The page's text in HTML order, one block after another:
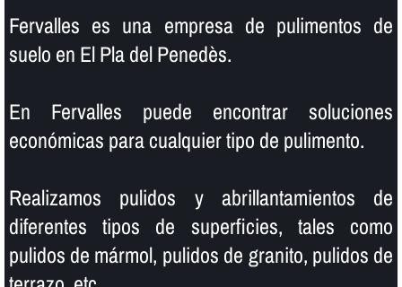
Fervalles es una empresa de pulimentos de
suelo en El Pla del Penedès.
En Fervalles puede encontrar soluciones
económicas para cualquier tipo de pulimento.
Realizamos pulidos y abrillantamientos de
diferentes tipos de superficies, tales como
pulidos de mármol, pulidos de granito, pulidos de